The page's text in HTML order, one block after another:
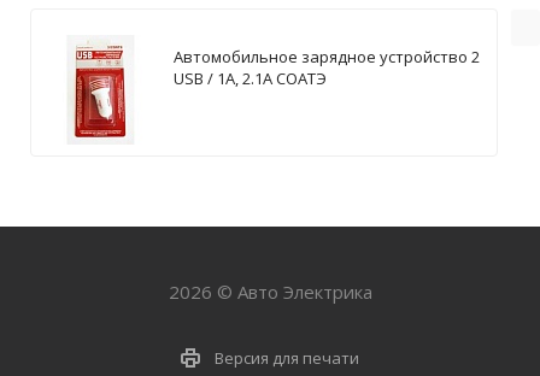
Автомобильное зарядное устройство 2
USB / 1А, 2.1А СОАТЭ
2026 © Авто Электрика
Версия для печати